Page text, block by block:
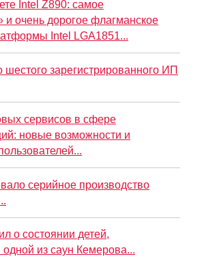
Intel Z890: самое
и очень дорогое флагманское
Intel LGA1851...
шестого зарегистрированного ИП
сервисов в сфере
новые возможности и
серийное производство
о состоянии детей,
из саун Кемерова...